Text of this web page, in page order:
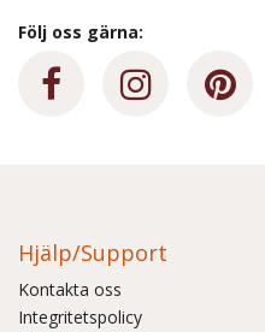
Följ oss gärna:
Hjälp/Support
Kontakta oss
Integritetspolicy